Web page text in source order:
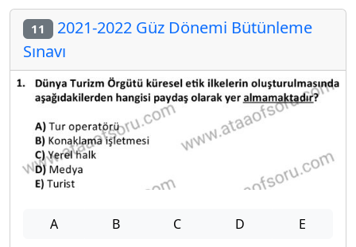
11 2021-2022 Güz Dönemi Bütünleme
Sınavı
A B C D E